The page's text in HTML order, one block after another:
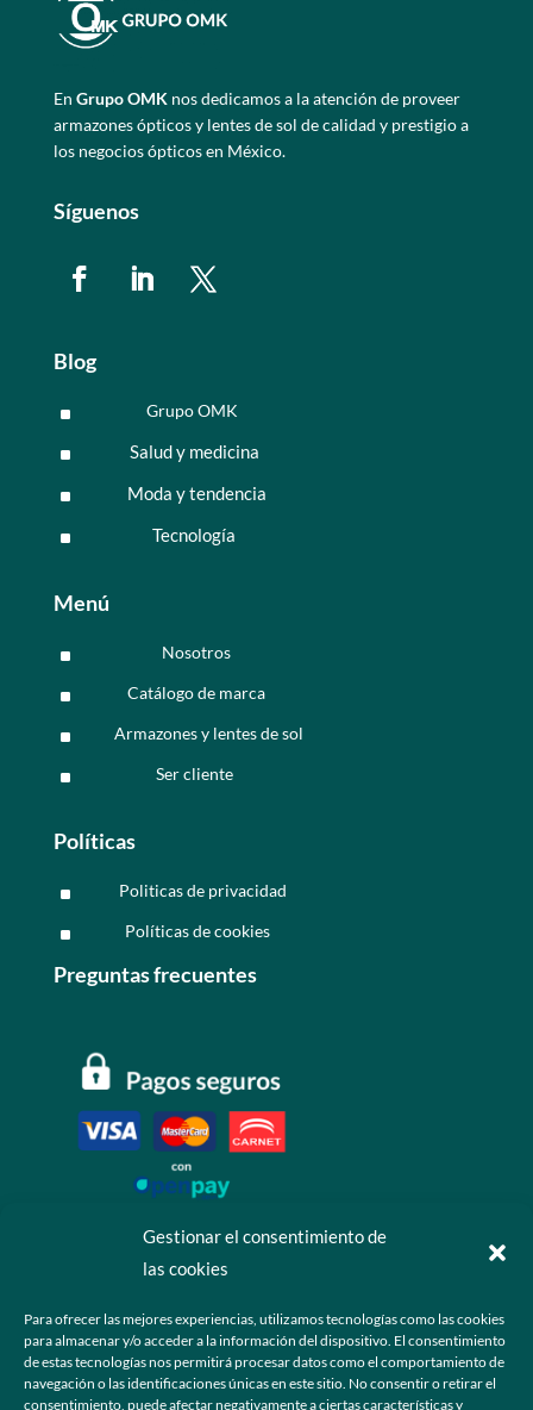
Gestionar el consentimiento de
las cookies
Para ofrecer las mejores experiencias, utilizamos tecnologías como las cookies
para almacenar y/o acceder a la información del dispositivo. El consentimiento
de estas tecnologías nos permitirá procesar datos como el comportamiento de
navegación o las identificaciones únicas en este sitio. No consentir o retirar el
consentimiento, puede afectar negativamente a ciertas características y
En Grupo OMKnos dedicamos a la atención de proveer
armazones ópticos y lentes de sol de calidad y prestigio a
los negocios ópticos en México.
Síguenos
Blog
^ Grupo OMK
^ Salud y medicina
^ Moda y tendencia
^ Tecnología
Menú
^ Nosotros
^ Catálogo de marca
^ Armazones y lentes de sol
^ Ser cliente
Políticas
^ Politicas de privacidad
^ Políticas de cookies
Preguntas frecuentes
 +52 55 6173 7725 (Ventas)
 hola@grupo-omk.com